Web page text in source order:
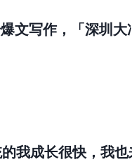
文写作，「深圳
我成长很快，我